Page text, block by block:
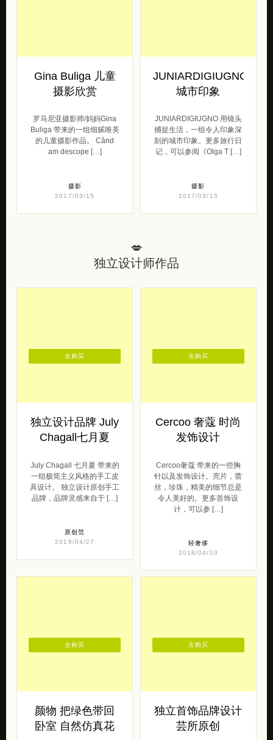
Gina Buliga 儿童
摄影欣赏
罗马尼亚摄影师/妈妈Gina
Buliga 带来的一组细腻唯美
的儿童摄影作品。 Când
am descope […]
摄影
2017/03/15
JUNIARDIGIUGNO
城市印象
JUNIARDIGIUGNO 用镜头
捕捉生活，一组令人印象深
刻的城市印象。更多旅行日
记，可以参阅《Olga T […]
摄影
2017/03/15
💋
独立设计师作品
独立设计品牌 July
Chagall七月夏
July Chagall 七月夏 带来的
一组极简主义风格的手工皮
具设计。 独立设计原创手工
品牌，品牌灵感来自于 […]
原创范
2016/04/27
去购买
Cercoo 奢蔻 时尚
发饰设计
Cercoo奢蔻 带来的一些胸
针以及发饰设计。亮片，蕾
丝，珍珠，精美的细节总是
令人美好的。更多首饰设
计，可以参 […]
轻奢侈
2018/04/03
去购买
颜物 把绿色带回
卧室 自然仿真花
去购买
独立首饰品牌设计
芸所原创
去购买